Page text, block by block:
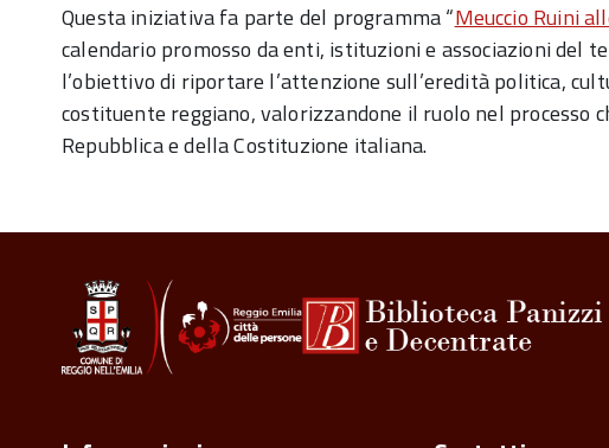
Questa iniziativa fa parte del programma “Meuccio Ruini
calendario promosso da enti, istituzioni e associazioni del
l’obiettivo di riportare l’attenzione sull’eredità politica,
costituente reggiano, valorizzandone il ruolo nel processo
Repubblica e della Costituzione italiana.